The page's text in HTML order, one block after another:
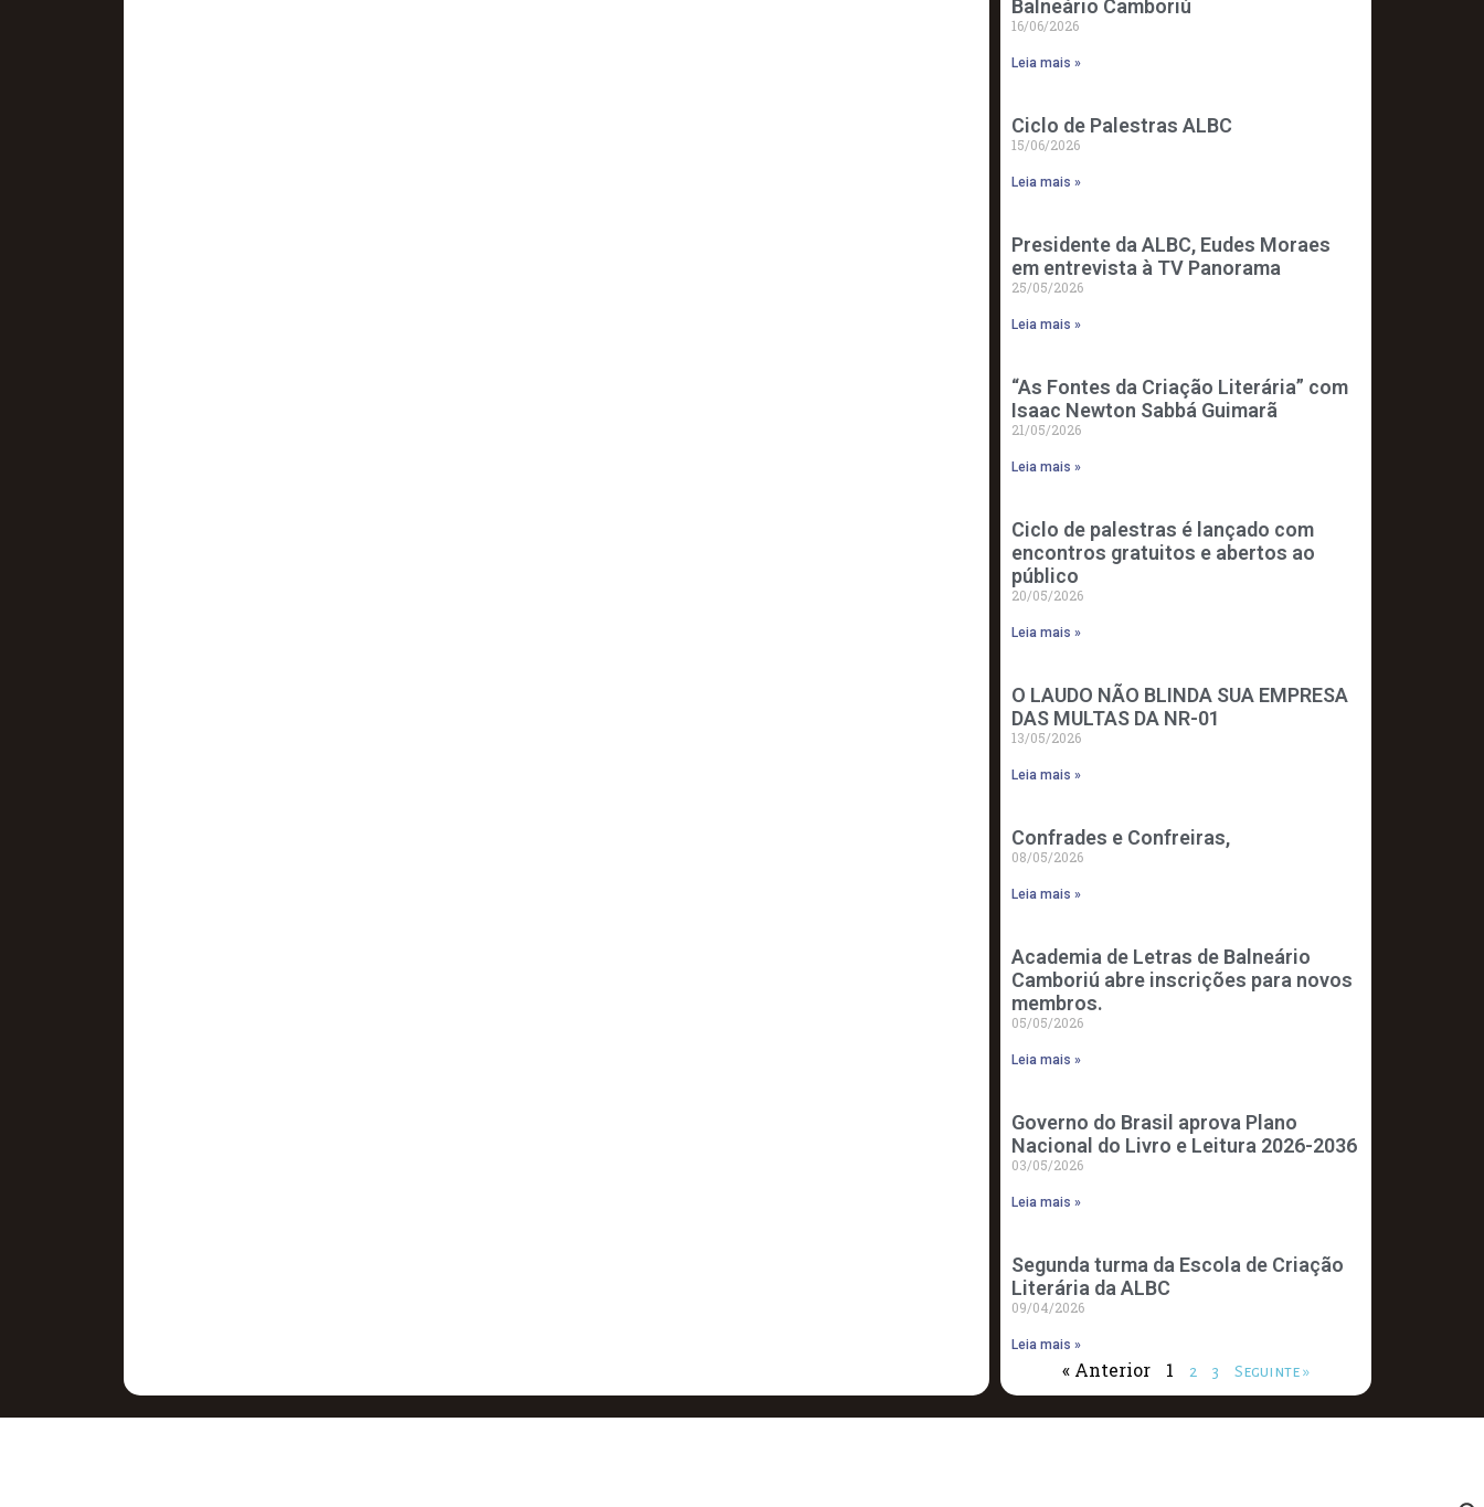
Balneário Camboriú
16/06/2026
Leia mais »
Ciclo de Palestras ALBC
15/06/2026
Leia mais »
Presidente da ALBC, Eudes Moraes
em entrevista à TV Panorama
25/05/2026
Leia mais »
“As Fontes da Criação Literária” com
Isaac Newton Sabbá Guimarã
21/05/2026
Leia mais »
Ciclo de palestras é lançado com
encontros gratuitos e abertos ao
público
20/05/2026
Leia mais »
O LAUDO NÃO BLINDA SUA EMPRESA
DAS MULTAS DA NR-01
13/05/2026
Leia mais »
Confrades e Confreiras,
08/05/2026
Leia mais »
Academia de Letras de Balneário
Camboriú abre inscrições para novos
membros.
05/05/2026
Leia mais »
Governo do Brasil aprova Plano
Nacional do Livro e Leitura 2026-2036
03/05/2026
Leia mais »
Segunda turma da Escola de Criação
Literária da ALBC
09/04/2026
Leia mais »
« Anterior 1 2 3 Seguinte »